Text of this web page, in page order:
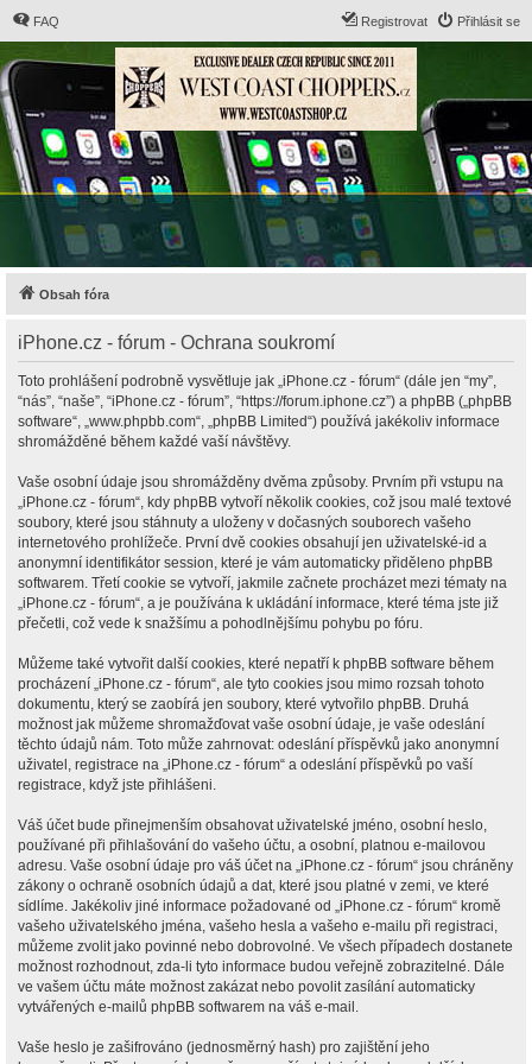
FAQ Přihlásit se
Registrovat
Obsah fóra
iPhone.cz - fórum - Ochrana soukromí
Toto prohlášení podrobně vysvětluje jak „iPhone.cz - fórum“ (dále jen “my”,
“nás”, “naše”, “iPhone.cz - fórum”, “https://forum.iphone.cz”) a phpBB („phpBB
software“, „www.phpbb.com“, „phpBB Limited“) používá jakékoliv informace
shromážděné během každé vaší návštěvy.
Vaše osobní údaje jsou shromážděny dvěma způsoby. Prvním při vstupu na
„iPhone.cz - fórum“, kdy phpBB vytvoří několik cookies, což jsou malé textové
soubory, které jsou stáhnuty a uloženy v dočasných souborech vašeho
internetového prohlížeče. První dvě cookies obsahují jen uživatelské-id a
anonymní identifikátor session, které je vám automaticky přiděleno phpBB
softwarem. Třetí cookie se vytvoří, jakmile začnete procházet mezi tématy na
„iPhone.cz - fórum“, a je používána k ukládání informace, které téma jste již
přečetli, což vede k snažšímu a pohodlnějšímu pohybu po fóru.
Můžeme také vytvořit další cookies, které nepatří k phpBB software během
procházení „iPhone.cz - fórum“, ale tyto cookies jsou mimo rozsah tohoto
dokumentu, který se zaobírá jen soubory, které vytvořilo phpBB. Druhá
možnost jak můžeme shromažďovat vaše osobní údaje, je vaše odeslání
těchto údajů nám. Toto může zahrnovat: odeslání příspěvků jako anonymní
uživatel, registrace na „iPhone.cz - fórum“ a odeslání příspěvků po vaší
registrace, když jste přihlášeni.
Váš účet bude přinejmenším obsahovat uživatelské jméno, osobní heslo,
používané při přihlašování do vašeho účtu, a osobní, platnou e-mailovou
adresu. Vaše osobní údaje pro váš účet na „iPhone.cz - fórum“ jsou chráněny
zákony o ochraně osobních údajů a dat, které jsou platné v zemi, ve které
sídlíme. Jakékoliv jiné informace požadované od „iPhone.cz - fórum“ kromě
vašeho uživatelského jména, vašeho hesla a vašeho e-mailu při registraci,
můžeme zvolit jako povinné nebo dobrovolné. Ve všech případech dostanete
možnost rozhodnout, zda-li tyto informace budou veřejně zobrazitelné. Dále
ve vašem účtu máte možnost zakázat nebo povolit zasílání automaticky
vytvářených e-mailů phpBB softwarem na váš e-mail.
Vaše heslo je zašifrováno (jednosměrný hash) pro zajištění jeho